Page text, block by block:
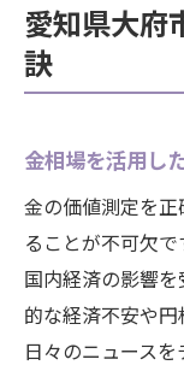
愛知県大府
訣
金相場を活用し
金の価値測定を
ることが不可欠で
国内経済の影響
的な経済不安や円
日々のニュース